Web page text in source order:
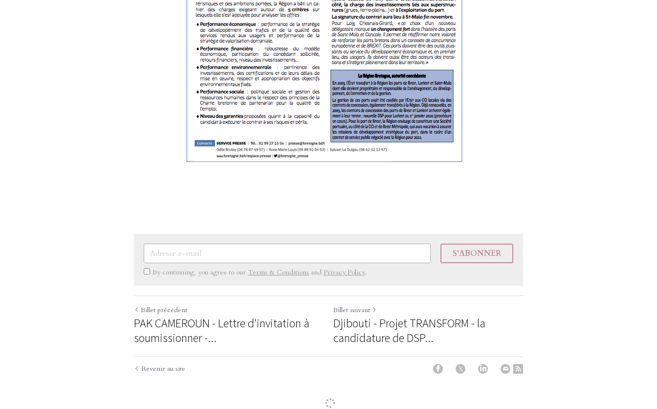
S'ABONNER
By continuing, you agree to our Terms & Conditions and Privacy Policy.
Billet précédent
PAK CAMEROUN - Lettre d'invitation à
soumissionner -...
Billet suivant
Djibouti - Projet TRANSFORM - la
candidature de DSP...
Revenir au site